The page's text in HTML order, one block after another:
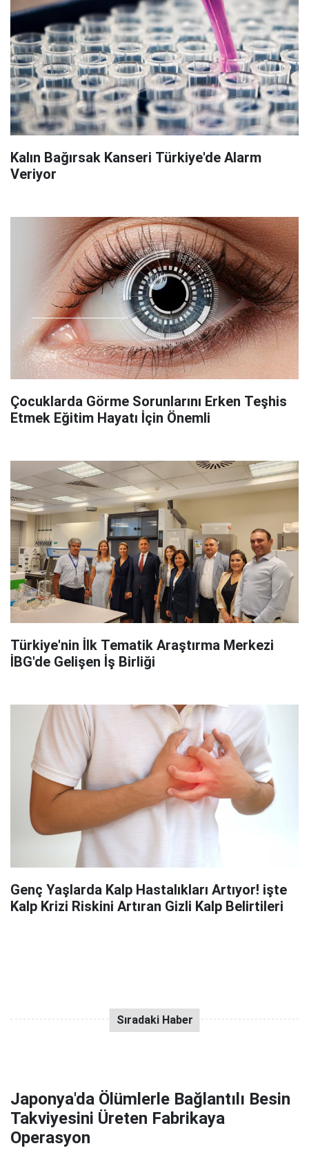
Kalın Bağırsak Kanseri Türkiye'de Alarm
Veriyor
Çocuklarda Görme Sorunlarını Erken Teşhis
Etmek Eğitim Hayatı İçin Önemli
Türkiye'nin İlk Tematik Araştırma Merkezi
İBG'de Gelişen İş Birliği
Genç Yaşlarda Kalp Hastalıkları Artıyor! işte
Kalp Krizi Riskini Artıran Gizli Kalp Belirtileri
Japonya'da Ölümlerle Bağlantılı Besin
Takviyesini Üreten Fabrikaya
Operasyon